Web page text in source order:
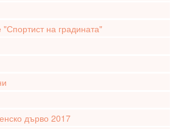
на градината"
дърво 2017